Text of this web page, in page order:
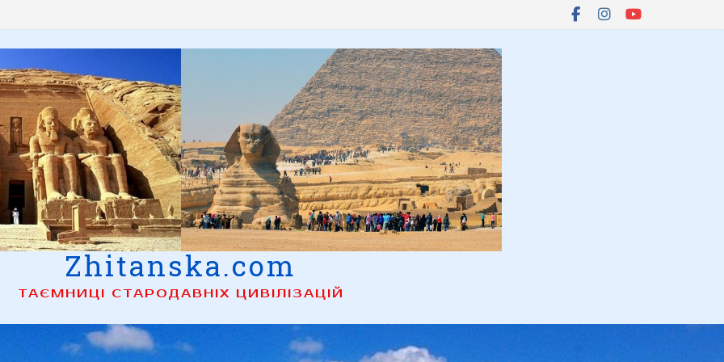
Zhitanska.com
ТАЄМНИЦІ СТАРОДАВНІХ ЦИВІЛІЗАЦІЙ